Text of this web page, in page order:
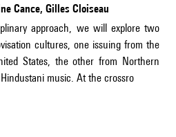
Cance, Gilles Cloiseau
approach, we will explore two
cultures, one issuing from the
States, the other from Northern
music. At the crossro